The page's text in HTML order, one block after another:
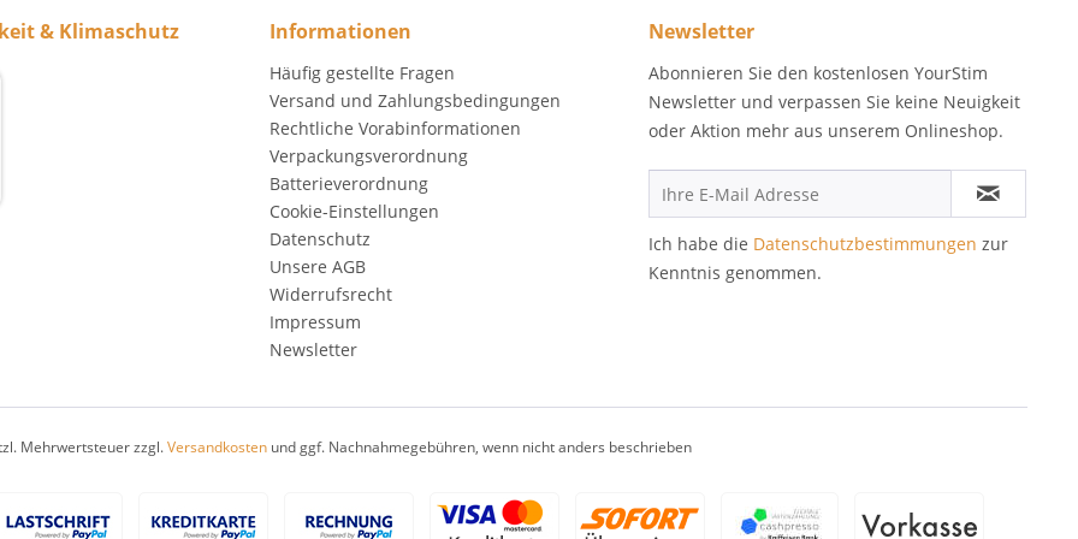
& Klimaschutz Informationen
Häufig gestellte Fragen
Versand und Zahlungsbedingungen
Rechtliche Vorabinformationen
Verpackungsverordnung
Batterieverordnung
Cookie-Einstellungen
Datenschutz
Unsere AGB
Widerrufsrecht
Impressum
Newsletter
Newsletter
Abonnieren Sie den kostenlosen YourStim
Newsletter und verpassen Sie keine Neuigkeit
oder Aktion mehr aus unserem Onlineshop.
Ich habe die Datenschutzbestimmungen zur
Kenntnis genommen.
Mehrwertsteuer zzgl.Versandkostenund ggf. Nachnahmegebühren, wenn nicht anders beschrieben